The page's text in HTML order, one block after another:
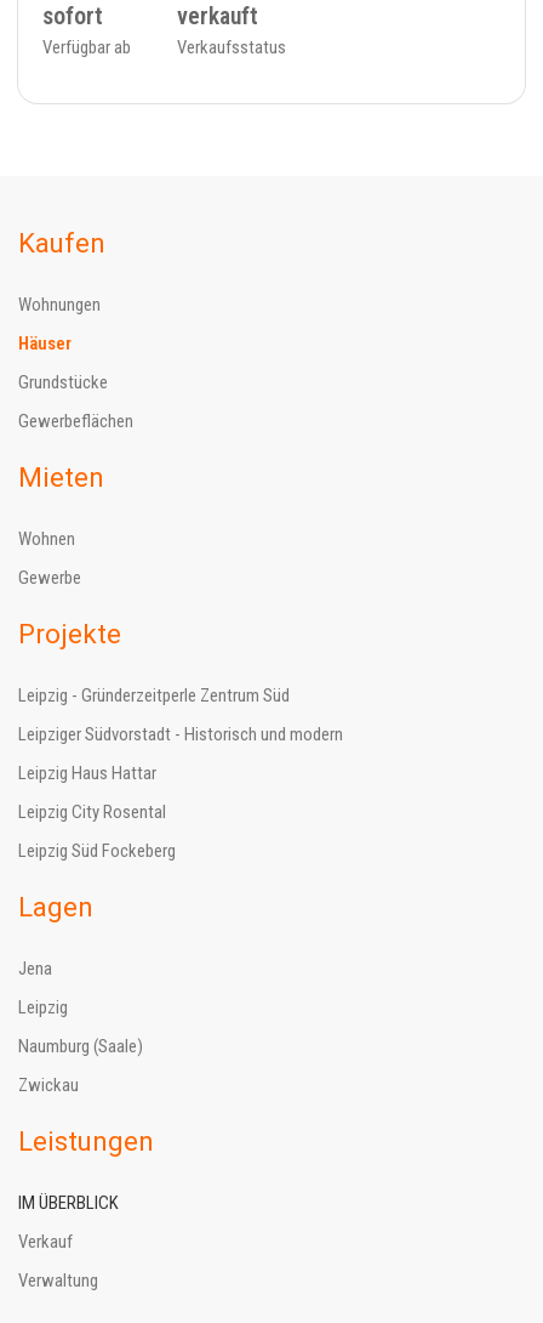
sofort
Verfügbar ab
verkauft
Verkaufsstatus
Kaufen
Wohnungen
Häuser
Grundstücke
Gewerbeflächen
Mieten
Wohnen
Gewerbe
Projekte
Leipzig - Gründerzeitperle Zentrum Süd
Leipziger Südvorstadt - Historisch und modern
Leipzig Haus Hattar
Leipzig City Rosental
Leipzig Süd Fockeberg
Lagen
Jena
Leipzig
Naumburg (Saale)
Zwickau
Leistungen
IM ÜBERBLICK
Verkauf
Verwaltung